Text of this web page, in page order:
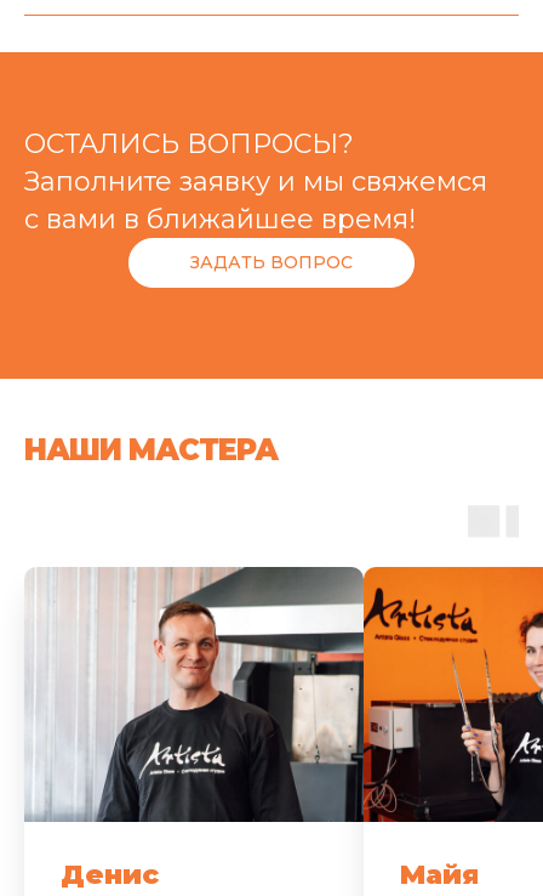
ОСТАЛИСЬ ВОПРОСЫ?
Заполните заявку и мы свяжемся
с вами в ближайшее время!
ЗАДАТЬ ВОПРОС
НАШИ МАСТЕРА
Денис Майя